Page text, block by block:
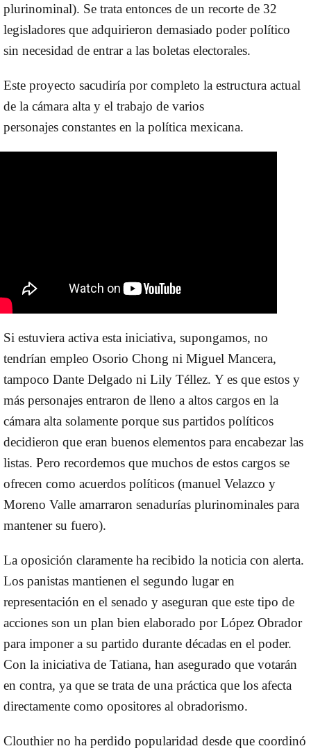
plurinominal). Se trata entonces de un recorte de 32
legisladores que adquirieron demasiado poder político
sin necesidad de entrar a las boletas electorales.
Este proyecto sacudiría por completo la estructura actual
de la cámara alta y el trabajo de varios
personajes constantes en la política mexicana.
Si estuviera activa esta iniciativa, supongamos, no
tendrían empleo Osorio Chong ni Miguel Mancera,
tampoco Dante Delgado ni Lily Téllez. Y es que estos y
más personajes entraron de lleno a altos cargos en la
cámara alta solamente porque sus partidos políticos
decidieron que eran buenos elementos para encabezar las
listas. Pero recordemos que muchos de estos cargos se
ofrecen como acuerdos políticos (manuel Velazco y
Moreno Valle amarraron senadurías plurinominales para
mantener su fuero).
La oposición claramente ha recibido la noticia con alerta.
Los panistas mantienen el segundo lugar en
representación en el senado y aseguran que este tipo de
acciones son un plan bien elaborado por López Obrador
para imponer a su partido durante décadas en el poder.
Con la iniciativa de Tatiana, han asegurado que votarán
en contra, ya que se trata de una práctica que los afecta
directamente como opositores al obradorismo.
Clouthier no ha perdido popularidad desde que coordinó